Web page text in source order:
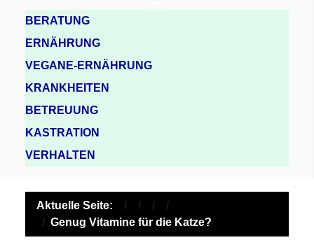
BERATUNG
ERNÄHRUNG
VEGANE-ERNÄHRUNG
KRANKHEITEN
BETREUUNG
KASTRATION
VERHALTEN
Aktuelle Seite:
Genug Vitamine für die Katze?